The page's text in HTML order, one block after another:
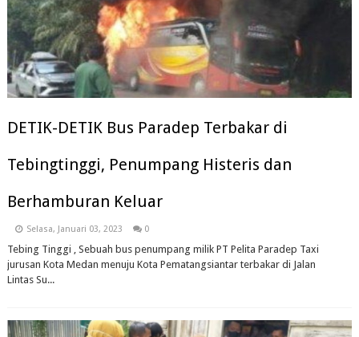
DETIK-DETIK Bus Paradep Terbakar di
Tebingtinggi, Penumpang Histeris dan
Berhamburan Keluar
Selasa, Januari 03, 2023 0
Tebing Tinggi , Sebuah bus penumpang milik PT Pelita Paradep Taxi
jurusan Kota Medan menuju Kota Pematangsiantar terbakar di Jalan
Lintas Su...